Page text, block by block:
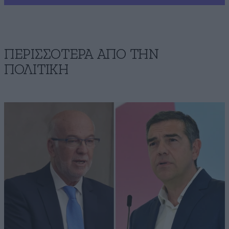
ΠΕΡΙΣΣΟΤΕΡΑ ΑΠΟ ΤΗΝ
ΠΟΛΙΤΙΚΗ